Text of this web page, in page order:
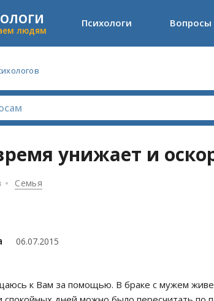
людям
Психологи Вопросы
унижает и
Семья
06.07.2015
к Вам за помощью. В браке с мужем